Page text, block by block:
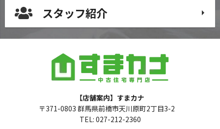
スタッフ紹介
【店舗案内】すまカナ
〒371-0803 群馬県前橋市天川原町2丁目3-2
TEL: 027-212-2360